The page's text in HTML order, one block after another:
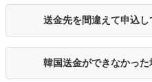
送金先を間違えて申込し
韓国送金ができなかった